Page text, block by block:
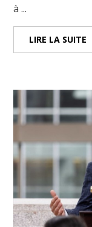
à ...
LIRE LA SUITE